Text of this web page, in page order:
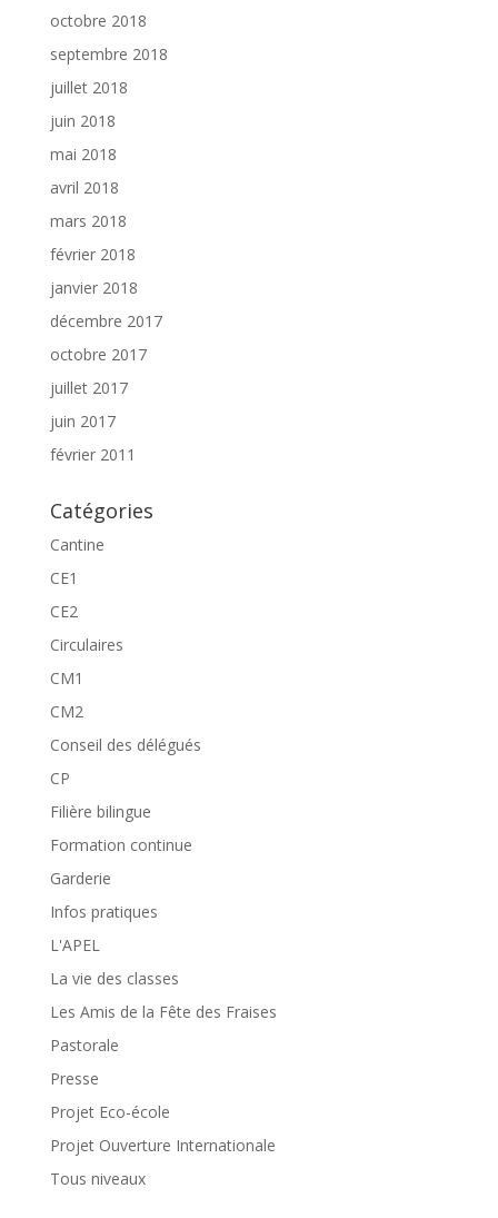
octobre 2018
septembre 2018
juillet 2018
juin 2018
mai 2018
avril 2018
mars 2018
février 2018
janvier 2018
décembre 2017
octobre 2017
juillet 2017
juin 2017
février 2011
Catégories
Cantine
CE1
CE2
Circulaires
CM1
CM2
Conseil des délégués
CP
Filière bilingue
Formation continue
Garderie
Infos pratiques
L'APEL
La vie des classes
Les Amis de la Fête des Fraises
Pastorale
Presse
Projet Eco-école
Projet Ouverture Internationale
Tous niveaux